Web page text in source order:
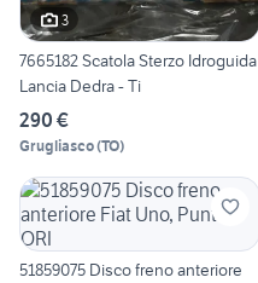
3
7665182 Scatola Sterzo Idroguida
Lancia Dedra - Ti
290 €
Grugliasco(TO)
51859075 Disco freno anteriore